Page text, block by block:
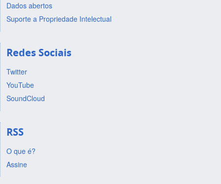
Dados abertos
Suporte a Propriedade Intelectual
Redes Sociais
Twitter
YouTube
SoundCloud
RSS
O que é?
Assine